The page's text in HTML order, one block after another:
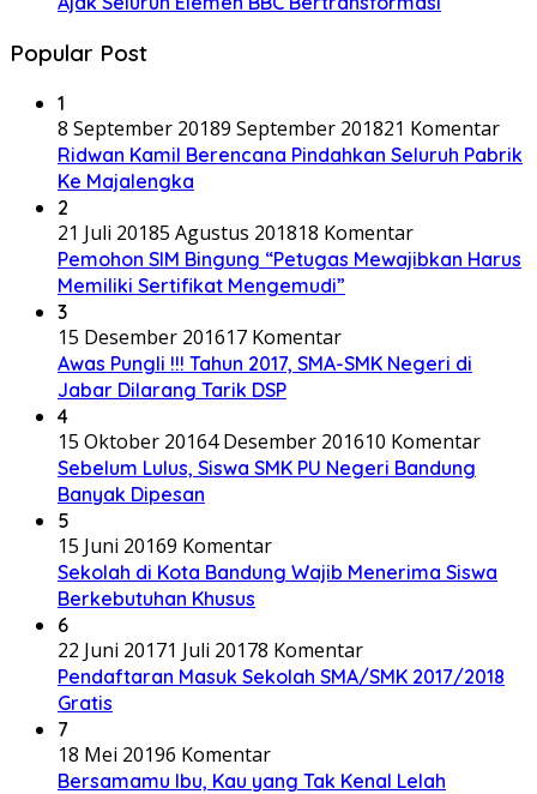
Popular Post
1
8 September 20189 September 201821 Komentar
Ridwan Kamil Berencana Pindahkan Seluruh Pabrik
Ke Majalengka
2
21 Juli 20185 Agustus 201818 Komentar
Pemohon SIM Bingung “Petugas Mewajibkan Harus
Memiliki Sertifikat Mengemudi”
3
15 Desember 201617 Komentar
Awas Pungli !!! Tahun 2017, SMA-SMK Negeri di
Jabar Dilarang Tarik DSP
4
15 Oktober 20164 Desember 201610 Komentar
Sebelum Lulus, Siswa SMK PU Negeri Bandung
Banyak Dipesan
5
15 Juni 20169 Komentar
Sekolah di Kota Bandung Wajib Menerima Siswa
Berkebutuhan Khusus
6
22 Juni 20171 Juli 20178 Komentar
Pendaftaran Masuk Sekolah SMA/SMK 2017/2018
Gratis
7
18 Mei 20196 Komentar
Bersamamu Ibu, Kau yang Tak Kenal Lelah